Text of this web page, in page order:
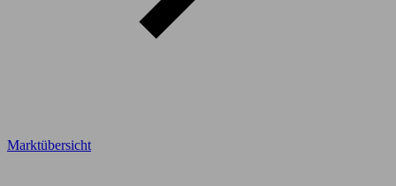
Marktübersicht